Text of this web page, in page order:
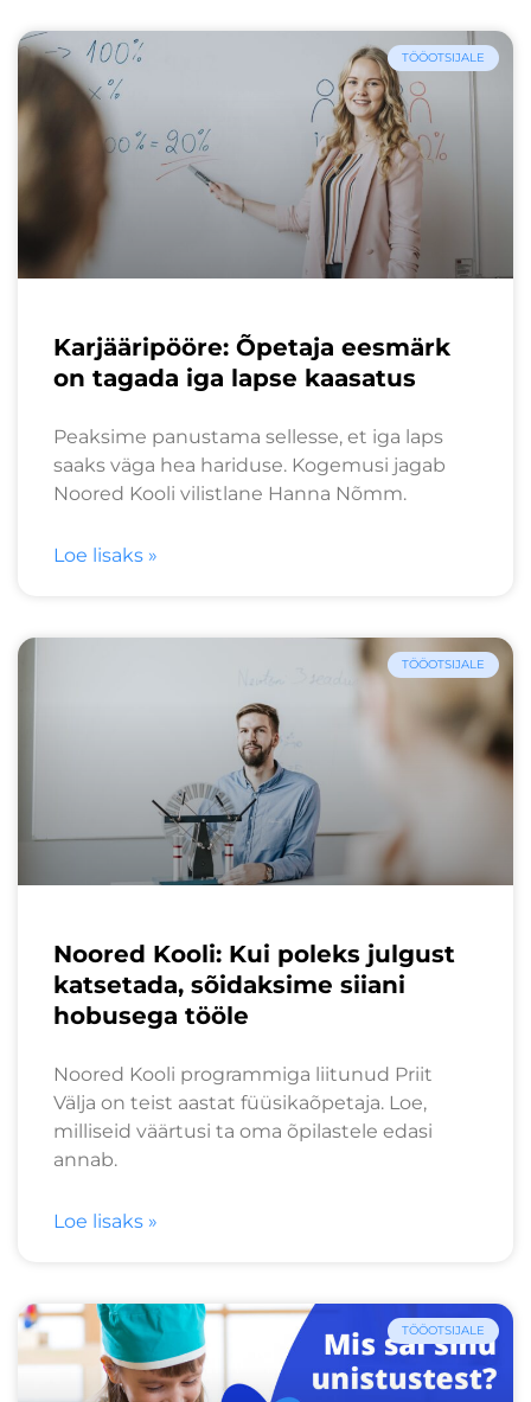
TÖÖOTSIJALE
Karjääripööre: Õpetaja eesmärk
on tagada iga lapse kaasatus
Peaksime panustama sellesse, et iga laps
saaks väga hea hariduse. Kogemusi jagab
Noored Kooli vilistlane Hanna Nõmm.
Loe lisaks »
TÖÖOTSIJALE
Noored Kooli: Kui poleks julgust
katsetada, sõidaksime siiani
hobusega tööle
Noored Kooli programmiga liitunud Priit
Välja on teist aastat füüsikaõpetaja. Loe,
milliseid väärtusi ta oma õpilastele edasi
annab.
Loe lisaks »
TÖÖOTSIJALE